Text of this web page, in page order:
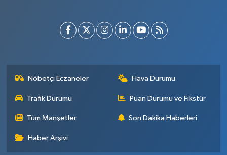
Nöbetçi Eczaneler Hava Durumu
Trafik Durumu Puan Durumu ve Fikstür
Tüm Manşetler Son Dakika Haberleri
Haber Arşivi